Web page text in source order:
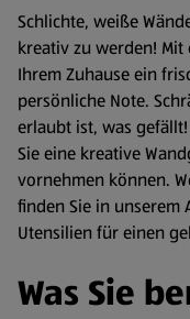
Schlichte, weiße
kreativ zu werden!
Ihrem Zuhause ein
persönliche Note.
erlaubt ist, was
Sie eine kreative
vornehmen können.
finden Sie in unserem
Utensilien für einen
Was Sie